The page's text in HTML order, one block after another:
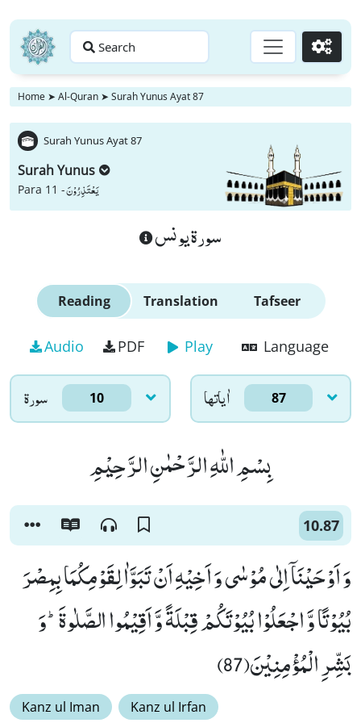
Search Go
Home ➤ Al-Quran ➤ Surah Yunus Ayat 87
Surah Yunus Ayat 87
Surah Yunus
Para 11 -یَعْتَذِرُوْنَ
سورة يونس
Reading Translation Tafseer
Audio PDF Play Language
سورۃ 10 اٰياتها 87
بِسْمِ اللّٰهِ الرَّحْمٰنِ الرَّحِیْمِ
10.87
وَ اَوْحَیْنَاۤ اِلٰى مُوْسٰى وَ اَخِیْهِ اَنْ تَبَوَّاٰ لِقَوْمِكُمَا بِمِصْرَ
بُیُوْتًا وَّ اجْعَلُوْا بُیُوْتَكُمْ قِبْلَةً وَّ اَقِیْمُوا الصَّلٰوةَؕ-وَ
بَشِّرِ الْمُؤْمِنِیْنَ(87)
Kanz ul Iman Kanz ul Irfan